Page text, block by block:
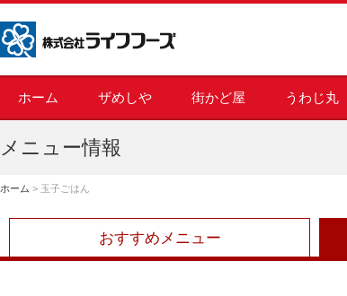
ホーム ザめしや 街かど屋 うわじ丸
メニュー情報
ホーム > 玉子ごはん
おすすめメニュー